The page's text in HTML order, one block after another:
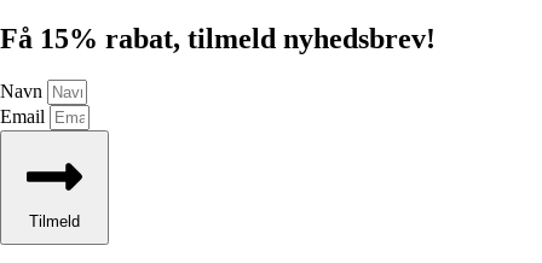
Få 15% rabat, tilmeld nyhedsbrev!
Navn
Email
Tilmeld